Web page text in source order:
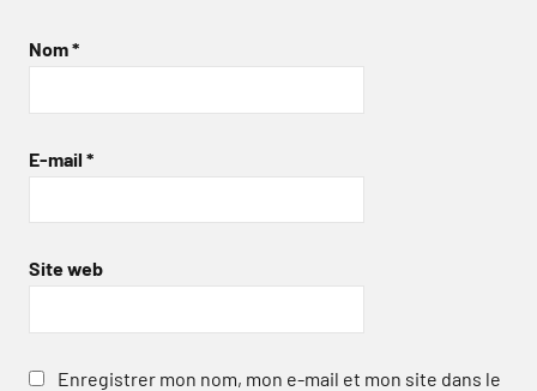
Nom*
E-mail *
Site web
Enregistrer mon nom, mon e-mail et mon site dans le